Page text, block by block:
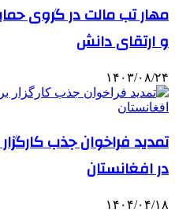
مهار تب مالت در گروی
و ارتقای دانش
۱۴۰۳/۰۸/۲۴
تمدید فراخوان جذب
در افغانستان
۱۴۰۴/۰۴/۱۸